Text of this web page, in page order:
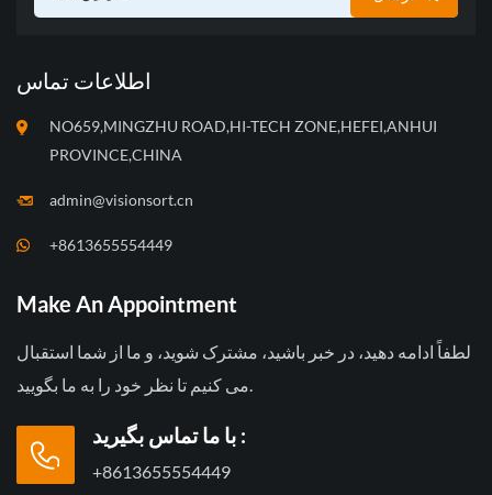
اطلاعات تماس
NO659,MINGZHU ROAD,HI-TECH ZONE,HEFEI,ANHUI
PROVINCE,CHINA
admin@visionsort.cn
+8613655554449
Make An Appointment
لطفاً ادامه دهید، در خبر باشید، مشترک شوید، و ما از شما استقبال
با ما تماس بگیرید :
+8613655554449